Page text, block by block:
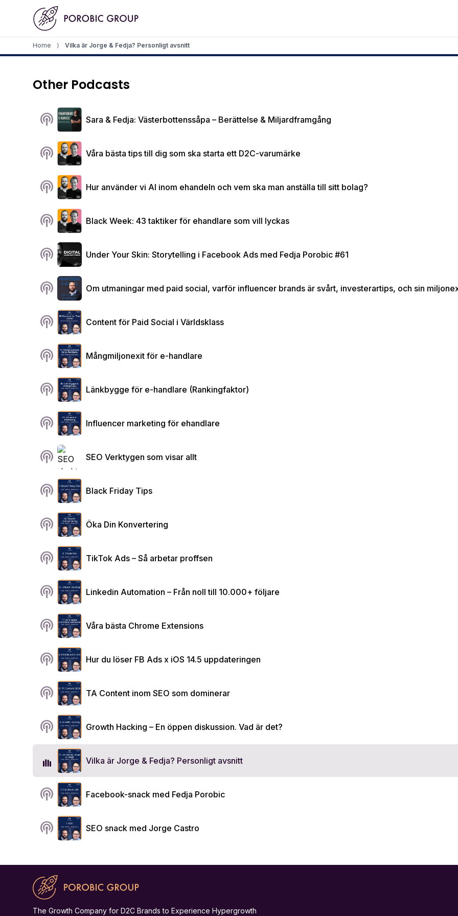
Home
Home ⟩ Vilka är Jorge & Fedja? Personligt avsnitt
Other Podcasts
podcasts Sara & Fedja: Västerbottenssåpa – Berättelse & Miljardframgång
podcasts Våra bästa tips till dig som ska starta ett D2C-varumärke
podcasts Hur använder vi AI inom ehandeln och vem ska man anställa till sitt bolag?
podcasts Black Week: 43 taktiker för ehandlare som vill lyckas
podcasts Under Your Skin: Storytelling i Facebook Ads med Fedja Porobic #61
podcasts Om utmaningar med paid social, varför influencer brands är svårt, investerartips, och sin
podcasts Content för Paid Social i Världsklass
podcasts Mångmiljonexit för e-handlare
podcasts Länkbygge för e-handlare (Rankingfaktor)
podcasts Influencer marketing för ehandlare
podcasts SEO Verktygen som visar allt
podcasts Black Friday Tips
podcasts Öka Din Konvertering
podcasts TikTok Ads – Så arbetar proffsen
podcasts Linkedin Automation – Från noll till 10.000+ följare
podcasts Våra bästa Chrome Extensions
podcasts Hur du löser FB Ads x iOS 14.5 uppdateringen
podcasts TA Content inom SEO som dominerar
podcasts Growth Hacking – En öppen diskussion. Vad är det?
Vilka är Jorge & Fedja? Personligt avsnitt
podcasts Facebook-snack med Fedja Porobic
podcasts SEO snack med Jorge Castro
The Growth Company for D2C Brands to Experience Hypergrowth